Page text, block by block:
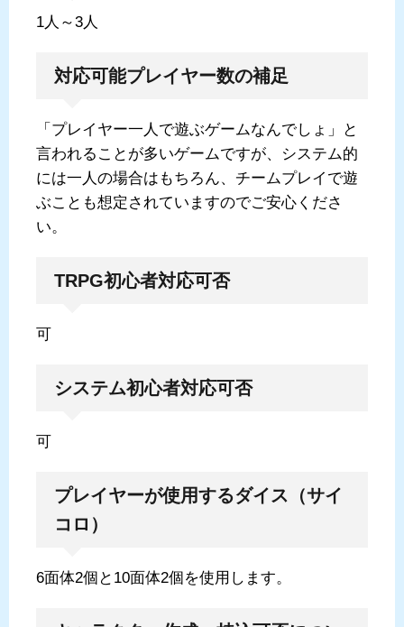
1人～3人
対応可能プレイヤー数の補足
「プレイヤー一人で遊ぶゲームなんでしょ」と
言われることが多いゲームですが、システム的
には一人の場合はもちろん、チームプレイで遊
ぶことも想定されていますのでご安心くださ
い。
TRPG初心者対応可否
可
システム初心者対応可否
可
プレイヤーが使用するダイス（サイ
コロ）
6面体2個と10面体2個を使用します。